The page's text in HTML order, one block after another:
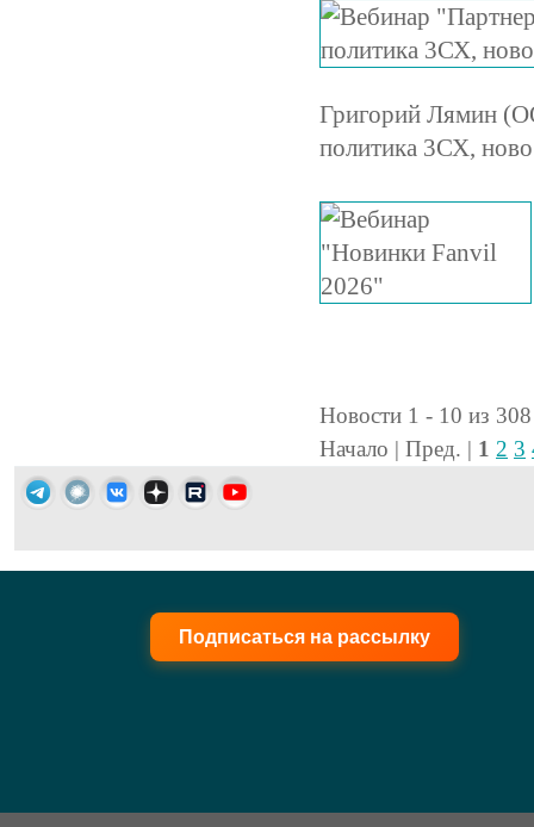
Григорий Лямин
политика 3СХ,
Новости 1 - 10 из 308
Начало | Пред. | 1 2 3
Подписаться на рассылку